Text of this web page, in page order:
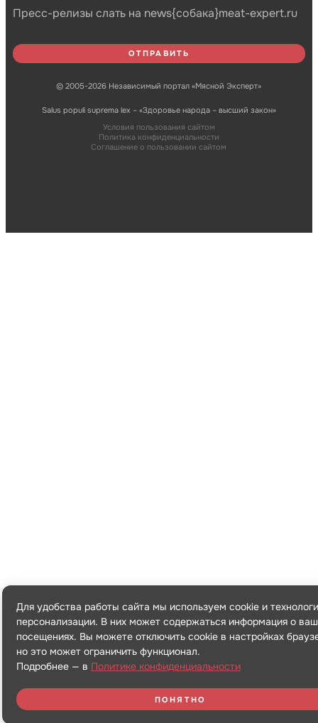
Пресс-релизы слать на news{собака}meat-expert.ru
© 2005-2026 Независимый портал «Мясной Эксперт»
Salus populi suprema lex – «Здоровье народа – высший закон»
Условия пользования сайтом
Политика конфиденциальности
Соглашение о пользовании сайтом
Для удобства работы сайта мы используем cookie и
персонализации. В них может содержаться информация о
посещениях. Вы можете отключить cookie в настройках
но это может ограничить функционал.
Подробнее — в Политике конфиденциальности
ПОНЯТНО